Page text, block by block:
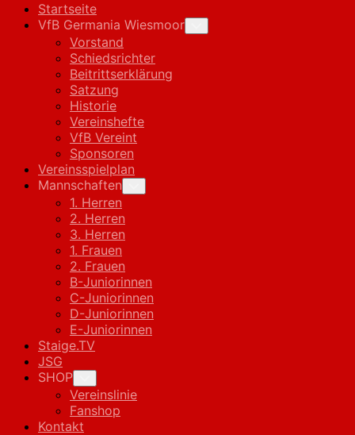
Startseite
VfB Germania Wiesmoor
Child
Vorstand
Schiedsrichter
Beitrittserklärung
Satzung
Historie
Vereinshefte
VfB Vereint
Sponsoren
Vereinsspielplan
Mannschaften
Child
1. Herren
2. Herren
3. Herren
1. Frauen
2. Frauen
B-Juniorinnen
C-Juniorinnen
D-Juniorinnen
E-Juniorinnen
Staige.TV
JSG
SHOP
Child
Menu
Vereinslinie
Fanshop
Kontakt